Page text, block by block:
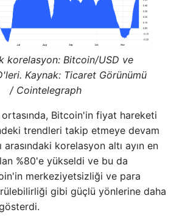
korelasyon: Bitcoin/USD ve
Kaynak: Ticaret Görünümü
/ Cointelegraph
Bitcoin'in fiyat hareketi
trendleri takip etmeye devam
arasındaki korelasyon altı ayın en
%80'e yükseldi ve bu da
merkeziyetsizliği ve para
gibi güçlü yönlerine daha